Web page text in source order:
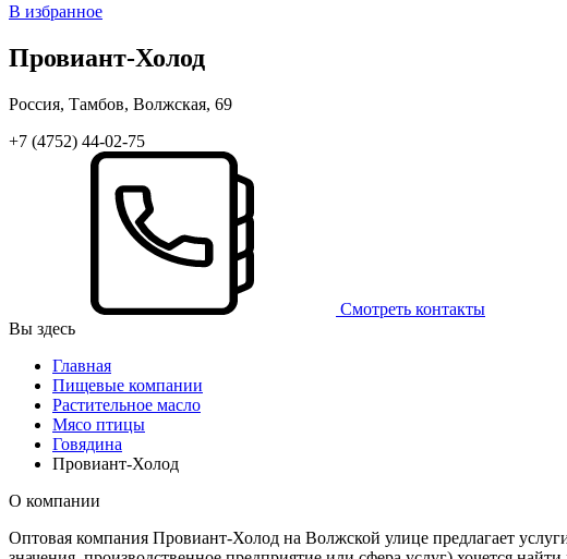
В избранное
Провиант-Холод
Россия, Тамбов, Волжская, 69
+7 (4752) 44-02-75
Смотреть контакты
Вы здесь
Главная
Пищевые компании
Растительное масло
Мясо птицы
Говядина
Провиант-Холод
О компании
Оптовая компания Провиант-Холод на Волжской улице предлагает